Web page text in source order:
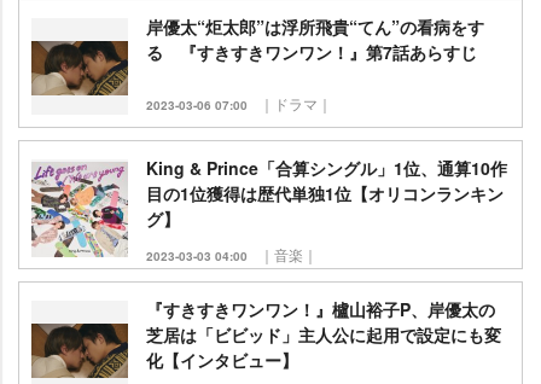
岸優太“炬太郎”は浮所飛貴“てん”の看病をす
る 『すきすきワンワン！』第7話あらすじ
2023-03-06 07:00 ｜ドラマ｜
King & Prince「合算シングル」1位、通算10作
目の1位獲得は歴代単独1位【オリコンランキン
グ】
2023-03-03 04:00 ｜音楽｜
『すきすきワンワン！』櫨山裕子P、岸優太の
芝居は「ビビッド」主人公に起用で設定にも変
化【インタビュー】